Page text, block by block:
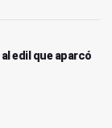
edil que aparcó